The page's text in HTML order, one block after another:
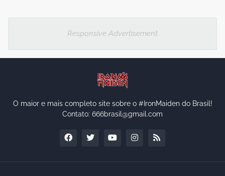
Responsive Advertisement
O maior e mais completo site sobre o #IronMaiden do Brasil!
Contato: 666brasil@gmail.com